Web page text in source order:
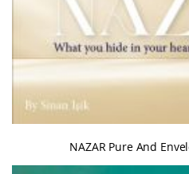
NAZAR Pure And